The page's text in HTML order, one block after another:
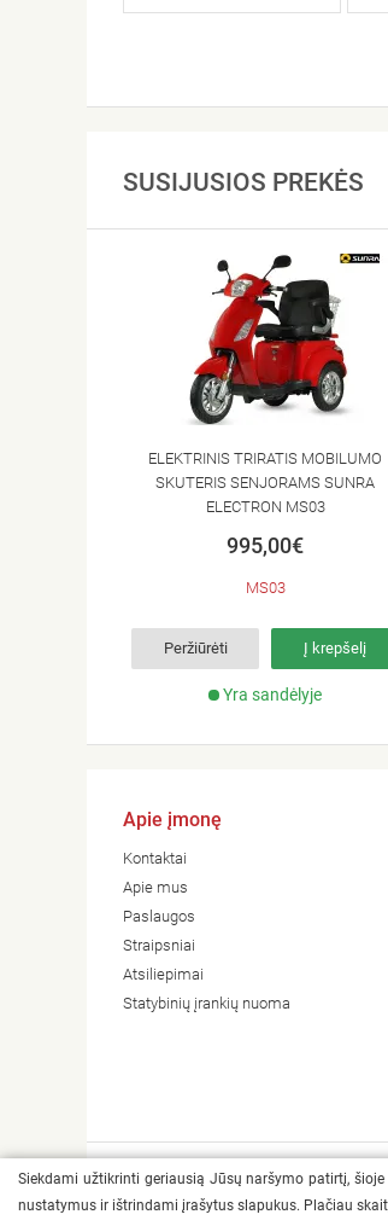
SUSIJUSIOS PREKĖS
ELEKTRINIS TRIRATIS MOBILUMO
SKUTERIS SENJORAMS SUNRA
ELECTRON MS03
995,00€
MS03
Peržiūrėti Į krepšelį
Yra sandėlyje
Apie įmonę
Kontaktai
Apie mus
Paslaugos
Straipsniai
Atsiliepimai
Statybinių įrankių nuoma
© 2026 Visos teisės saugomos Heradas
Siekdami užtikrinti geriausią Jūsų naršymo patirtį,
nustatymus ir ištrindami įrašytus slapukus. Plačiau